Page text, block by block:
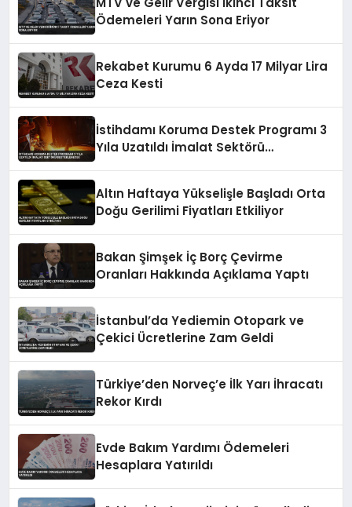
Ödemeleri Yarın Sona Eriyor
Rekabet Kurumu 6 Ayda 17 Milyar Lira
Ceza Kesti
İstihdamı Koruma Destek Programı 3
Yıla Uzatıldı İmalat Sektörü
Altın Haftaya Yükselişle Başladı Orta
Doğu Gerilimi Fiyatları Etkiliyor
Bakan Şimşek İç Borç Çevirme
Oranları Hakkında Açıklama Yaptı
İstanbul’da Yediemin Otopark ve
Çekici Ücretlerine Zam Geldi
Türkiye’den Norveç’e İlk Yarı İhracatı
Rekor Kırdı
Evde Bakım Yardımı Ödemeleri
Hesaplara Yatırıldı